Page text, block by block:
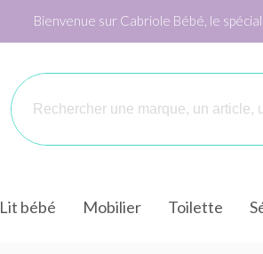
Bienvenue sur Cabriole Bébé, le
Lit bébé Mobilier Toilette